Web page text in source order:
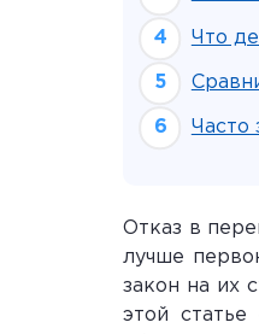
Что
Часто
Отказ в
лучше
закон на их
этой